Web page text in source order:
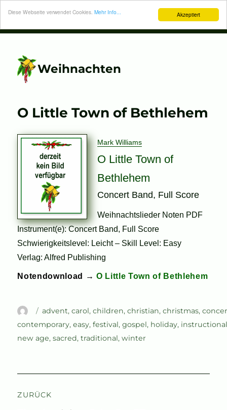
Akzeptiert
Diese Webseite verwendet Cookies. Mehr Info...
Weihnachten
O Little Town of Bethlehem
Mark Williams
O Little Town of
Bethlehem
Concert Band, Full Score
Weihnachtslieder Noten PDF
Instrument(e): Concert Band, Full Score
Schwierigkeitslevel: Leicht – Skill Level: Easy
Verlag: Alfred Publishing
Notendownload →O Little Town of Bethlehem
Autor
Schlagwörter
advent,carol,children,christian,christmas,
contemporary,easy,festival,gospel, holiday,
new age,sacred,traditional,winter
ZURÜCK